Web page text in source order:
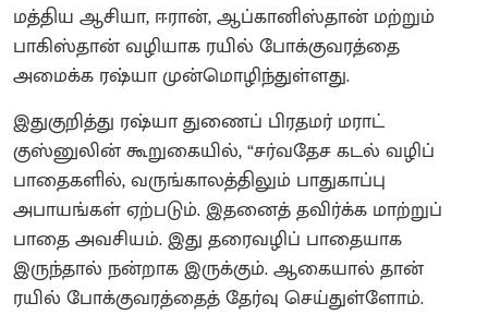
மத்திய ஆசியா, ஈரான், ஆப்கானிஸ்தான் மற்றும்
பாகிஸ்தான் வழியாக ரயில் போக்குவரத்தை
அமைக்க ரஷ்யா முன்மொழிந்துள்ளது.
இதுகுறித்து ரஷ்யா துணைப் பிரதமர் மராட்
குஸ்னுலின் கூறுகையில், “சர்வதேச கடல் வழிப்
பாதைகளில், வருங்காலத்திலும் பாதுகாப்பு
அபாயங்கள் ஏற்படும். இதனைத் தவிர்க்க மாற்றுப்
பாதை அவசியம். இது தரைவழிப் பாதையாக
இருந்தால் நன்றாக இருக்கும். ஆகையால் தான்
ரயில் போக்குவரத்தைத் தேர்வு செய்துள்ளோம்.